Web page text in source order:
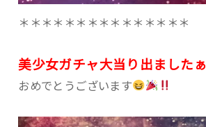
＊＊＊＊＊＊＊＊＊＊＊＊＊＊＊
美少女ガチャ大当り出ましたぁ
おめでとうございます